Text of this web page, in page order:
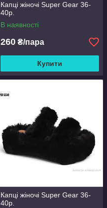
Капці жіночі Super Gear 36-
40р.
В наявності
260 ₴/пара
Купити
Капці жіночі Super Gear 36-
40р.